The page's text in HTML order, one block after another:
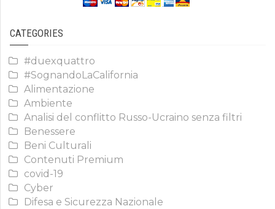
CATEGORIES
#duexquattro
#SognandoLaCalifornia
Alimentazione
Ambiente
Analisi del conflitto Russo-Ucraino senza filtri
Benessere
Beni Culturali
Contenuti Premium
covid-19
Cyber
Difesa e Sicurezza Nazionale